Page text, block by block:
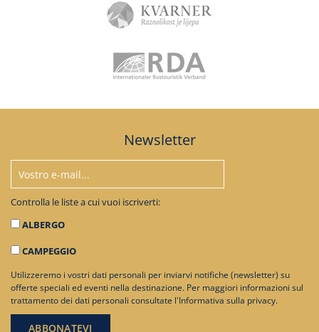
Newsletter
Controlla le liste a cui vuoi iscriverti:
ALBERGO
CAMPEGGIO
Utilizzeremo i vostri dati personali per inviarvi notifiche (newsletter) su
offerte speciali ed eventi nella destinazione. Per maggiori informazioni sul
trattamento dei dati personali consultate l'Informativa sulla privacy.